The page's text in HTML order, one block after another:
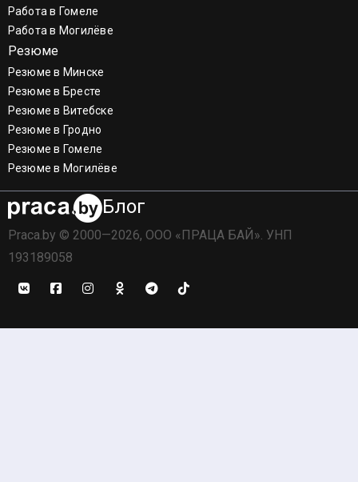
Работа в Гомеле
Работа в Могилёве
Резюме
Резюме в Минске
Резюме в Бресте
Резюме в Витебске
Резюме в Гродно
Резюме в Гомеле
Резюме в Могилёве
Блог
Praca.by © 2000—2026, ООО «ПРАЦА БАЙ». УНП
193189058